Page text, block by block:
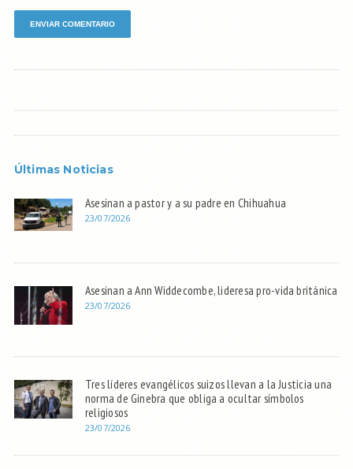
Últimas Noticias
Asesinan a pastor y a su padre en Chihuahua
23/07/2026
Asesinan a Ann Widdecombe, lideresa pro-vida británica
23/07/2026
Tres líderes evangélicos suizos llevan a la Justicia una
norma de Ginebra que obliga a ocultar símbolos
religiosos
23/07/2026